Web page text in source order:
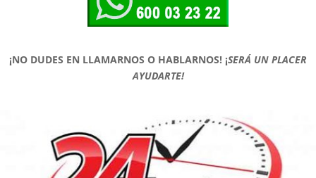
¡NO DUDES EN LLAMARNOS O HABLARNOS! ¡SERÁ UN PLACER
AYUDARTE!